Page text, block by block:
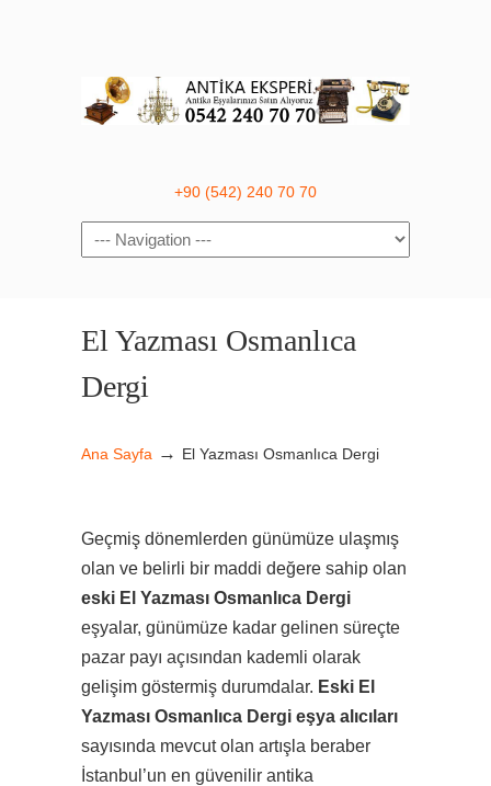
+90 (542) 240 70 70
Navigation
El Yazması Osmanlıca
Dergi
Ana Sayfa → El Yazması Osmanlıca Dergi
Geçmiş dönemlerden günümüze ulaşmış
olan ve belirli bir maddi değere sahip olan
eski El Yazması Osmanlıca Dergi
eşyalar, günümüze kadar gelinen süreçte
pazar payı açısından kademli olarak
gelişim göstermiş durumdalar. Eski El
Yazması Osmanlıca Dergi eşya alıcıları
sayısında mevcut olan artışla beraber
İstanbul’un en güvenilir antika